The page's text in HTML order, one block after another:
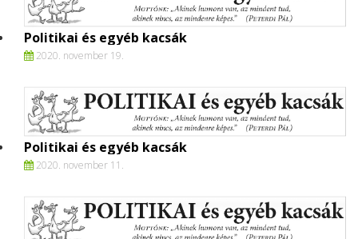
Politikai és egyéb kacsák
2020. november 19.
Politikai és egyéb kacsák
2020. november 11.